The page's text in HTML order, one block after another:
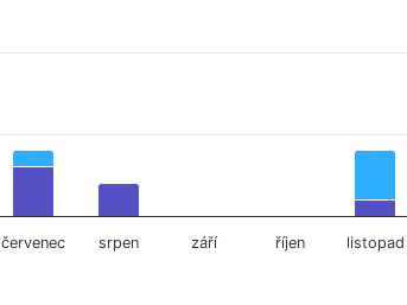
červenec srpen září říjen listopad